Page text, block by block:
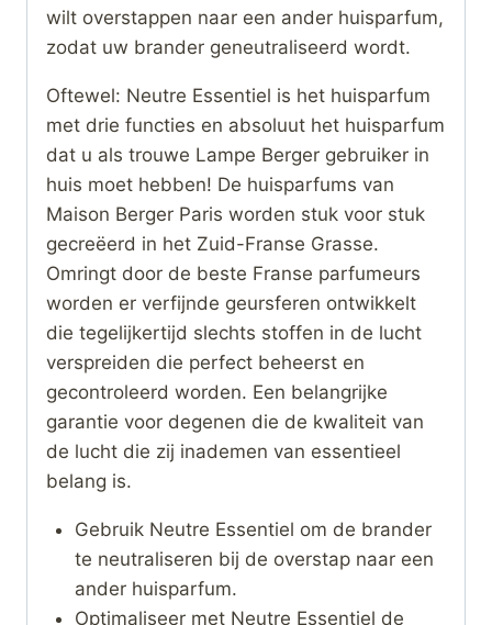
wilt overstappen naar een ander huisparfum,
zodat uw brander geneutraliseerd wordt.
Oftewel: Neutre Essentiel is het huisparfum
met drie functies en absoluut het huisparfum
dat u als trouwe Lampe Berger gebruiker in
huis moet hebben! De huisparfums van
Maison Berger Paris worden stuk voor stuk
gecreëerd in het Zuid-Franse Grasse.
Omringt door de beste Franse parfumeurs
worden er verfijnde geursferen ontwikkelt
die tegelijkertijd slechts stoffen in de lucht
verspreiden die perfect beheerst en
gecontroleerd worden. Een belangrijke
garantie voor degenen die de kwaliteit van
de lucht die zij inademen van essentieel
belang is.
Gebruik Neutre Essentiel om de brander
te neutraliseren bij de overstap naar een
ander huisparfum.
Optimaliseer met Neutre Essentiel de